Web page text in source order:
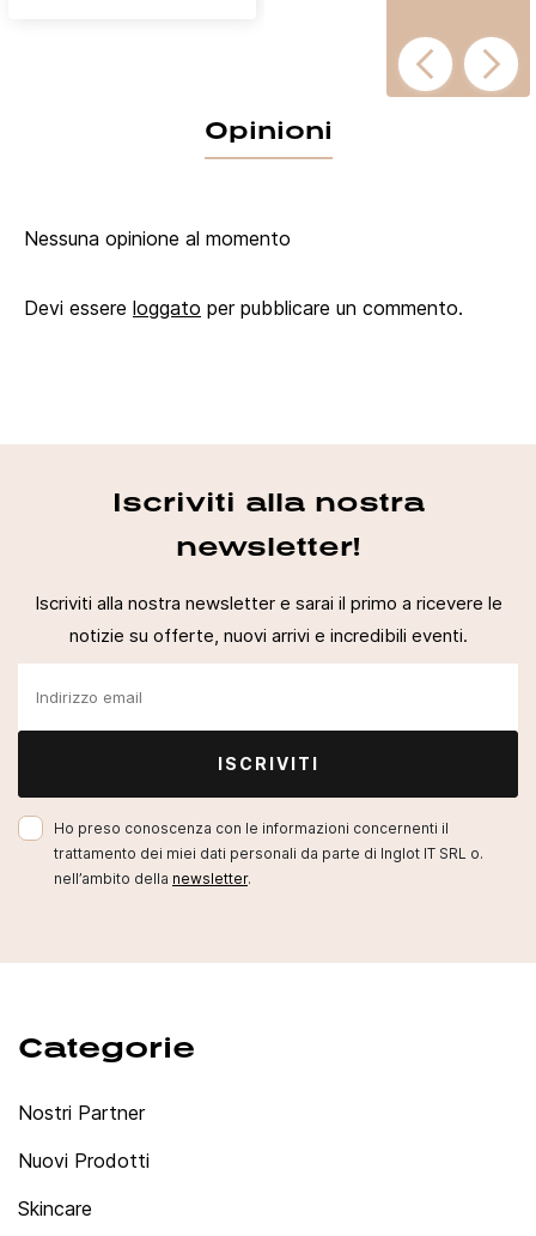
Opinioni
Nessuna opinione al momento
Devi essere loggato per pubblicare un commento.
Iscriviti alla nostra
newsletter!
Iscriviti alla nostra newsletter e sarai il primo a ricevere le
notizie su offerte, nuovi arrivi e incredibili eventi.
ISCRIVITI
Ho preso conoscenza con le informazioni concernenti il
trattamento dei miei dati personali da parte di Inglot IT SRL o.
nell’ambito della newsletter.
Categorie
Nostri Partner
Nuovi Prodotti
Skincare